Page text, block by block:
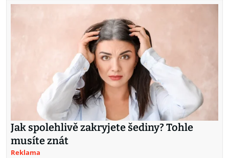
Jak spolehlivě zakryjete šediny? Tohle
musíte znát
Reklama